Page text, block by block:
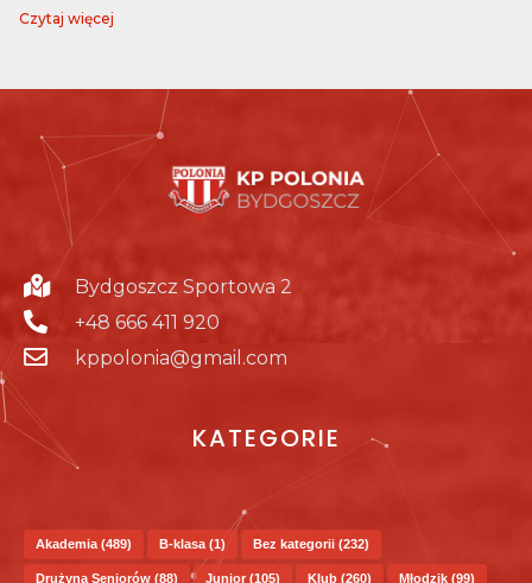
Czytaj więcej
Bydgoszcz Sportowa 2
+48 666 411 920
kppolonia@gmail.com
KATEGORIE
Akademia (489) B-klasa (1) Bez kategorii (232)
Drużyna Seniorów (88) Junior (105) Klub (260) Młodzik (99)